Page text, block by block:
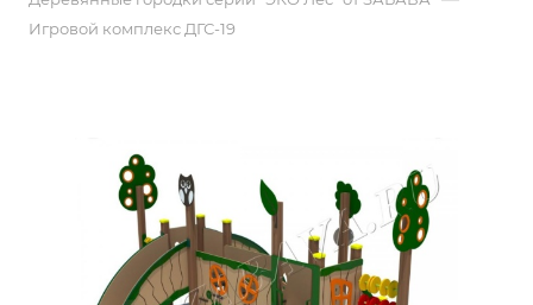
Игровой комплекс ДГС-19